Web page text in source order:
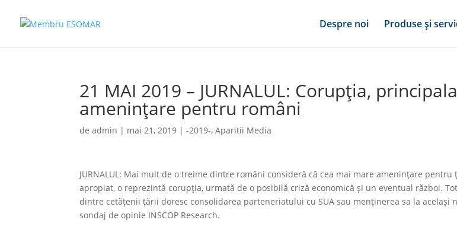
Despre noi Produse și
21 MAI 2019 – JURNALUL: Corupţia, principala
ameninţare pentru români
deadmin | mai 21, 2019 |-2019-,Aparitii Media
JURNALUL: Mai mult de o treime dintre români consideră că cea mai mare ameninţare pentru
apropiat, o reprezintă corupţia, urmată de o posibilă criză economică şi un eventual război.
dintre cetăţenii ţării doresc consolidarea parteneriatului cu SUA sau menţinerea sa la acelaşi
sondaj de opinie INSCOP Research.